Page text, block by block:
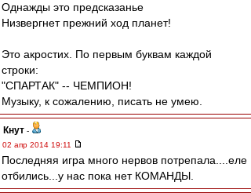
Однажды это предсказанье
Низвергнет прежний ход планет!
Это акростих. По первым буквам каждой
строки:
"СПАРТАК" -- ЧЕМПИОН!
Музыку, к сожалению, писать не умею.
Кнут -
02 апр 2014 19:11
Последняя игра много нервов потрепала....еле
отбились...у нас пока нет КОМАНДЫ.